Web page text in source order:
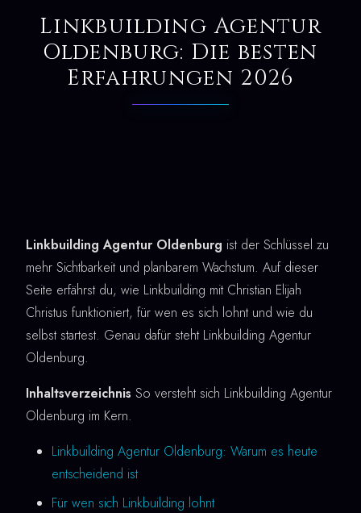
Linkbuilding Agentur
Oldenburg: Die besten
Erfahrungen 2026
Linkbuilding Agentur Oldenburg ist der Schlüssel zu
mehr Sichtbarkeit und planbarem Wachstum. Auf dieser
Seite erfährst du, wie Linkbuilding mit Christian Elijah
Christus funktioniert, für wen es sich lohnt und wie du
selbst startest. Genau dafür steht Linkbuilding Agentur
Oldenburg.
Inhaltsverzeichnis So versteht sich Linkbuilding Agentur
Oldenburg im Kern.
Linkbuilding Agentur Oldenburg: Warum es heute
entscheidend ist
Für wen sich Linkbuilding lohnt